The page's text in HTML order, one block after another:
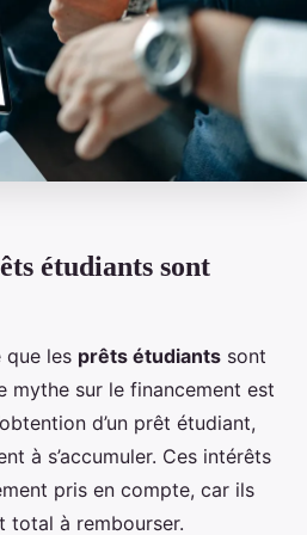
étudiants sont
que les prêts étudiants sont
mythe sur le financement est
d’un prêt étudiant,
à s’accumuler. Ces intérêts
pris en compte, car ils
total à rembourser.